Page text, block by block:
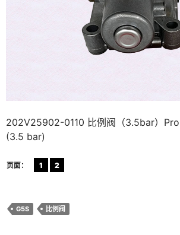
202V25902-0110 比例阀（3.5bar）
(3.5 bar)
页面： 1 2
G5S 比例阀